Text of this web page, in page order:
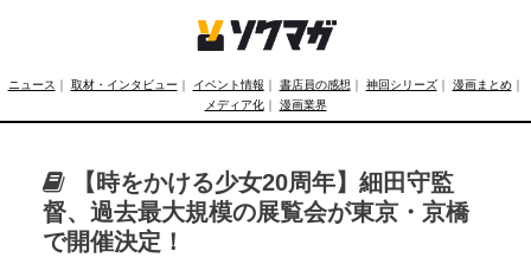
ニュース ｜ 取材・インタビュー ｜ イベント情報 ｜ 書店員の感想 ｜ 神回シリーズ｜ 漫画まとめ｜
メディア化｜ 漫画業界
【時をかける少女20周年】細田守監
督、過去最大規模の展覧会が東京・京橋
で開催決定！